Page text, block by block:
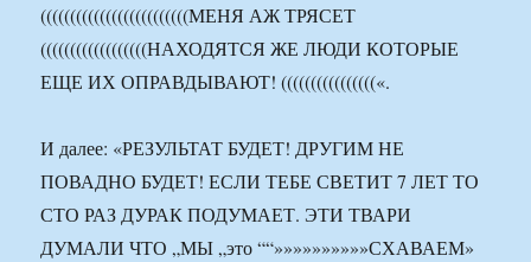
(((((((((((((((((((((((((МЕНЯ АЖ ТРЯСЕТ
((((((((((((((((((НАХОДЯТСЯ ЖЕ ЛЮДИ КОТОРЫЕ
ЕЩЕ ИХ ОПРАВДЫВАЮТ! ((((((((((((((((«.
И далее: «РЕЗУЛЬТАТ БУДЕТ! ДРУГИМ НЕ
ПОВАДНО БУДЕТ! ЕСЛИ ТЕБЕ СВЕТИТ 7 ЛЕТ ТО
СТО РАЗ ДУРАК ПОДУМАЕТ. ЭТИ ТВАРИ
ДУМАЛИ ЧТО „МЫ „это ““»»»»»»»»»»СХАВАЕМ»